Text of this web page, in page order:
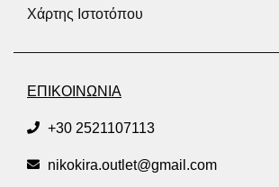
Χάρτης Ιστοτόπου
ΕΠΙΚΟΙΝΩΝΙΑ
+30 2521107113
nikokira.outlet@gmail.com